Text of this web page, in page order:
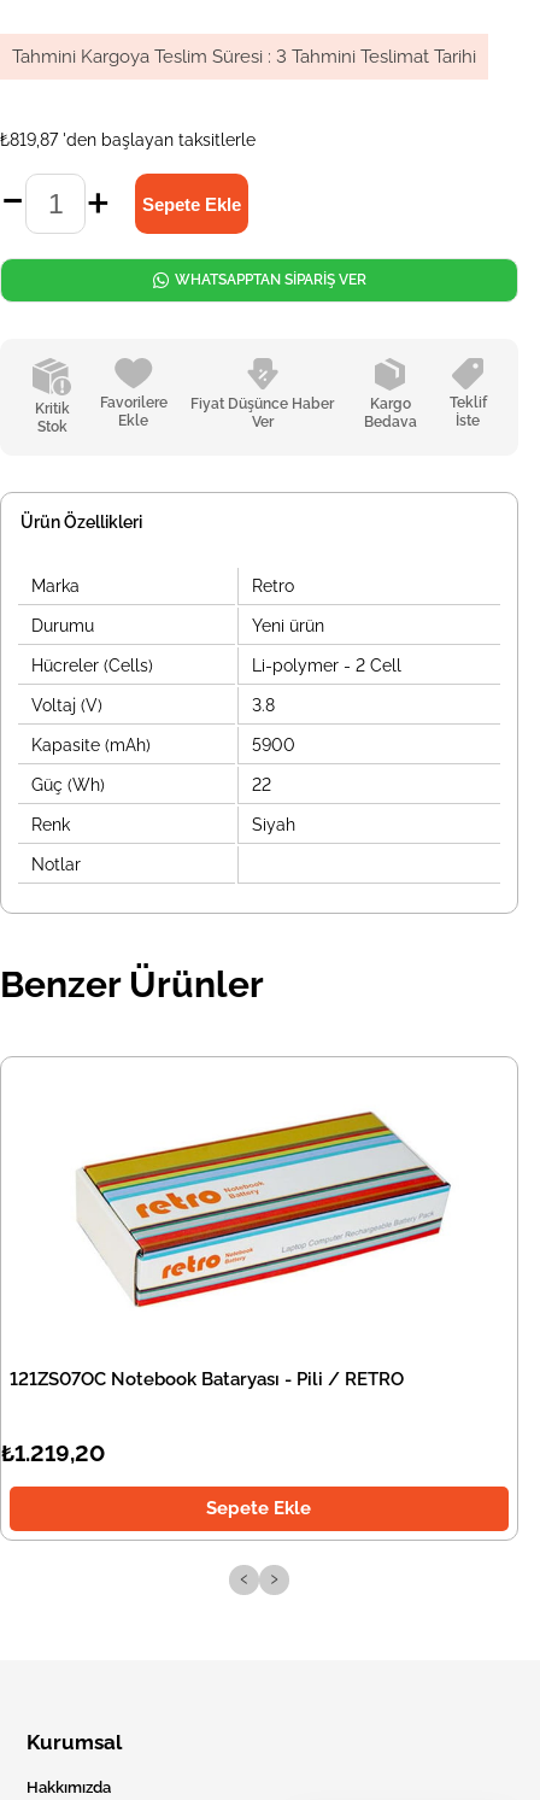
Tahmini Kargoya Teslim Süresi : 3 Tahmini Teslimat Tarihi
₺819,87 'den başlayan taksitlerle
Kritik
Stok
Favorilere
Ekle
Fiyat Düşünce Haber
Ver
Kargo
Bedava
Teklif
İste
WHATSAPPTAN SİPARİŞ VER
Ürün Özellikleri
Marka Retro
Durumu Yeni ürün
Hücreler (Cells) Li-polymer - 2 Cell
Voltaj (V) 3.8
Kapasite (mAh) 5900
Güç (Wh) 22
Renk Siyah
Notlar
Benzer Ürünler
121ZS07OC Notebook Bataryası - Pili / RETRO
₺1.219,20
Sepete Ekle
‹ ›
Kurumsal
Hakkımızda